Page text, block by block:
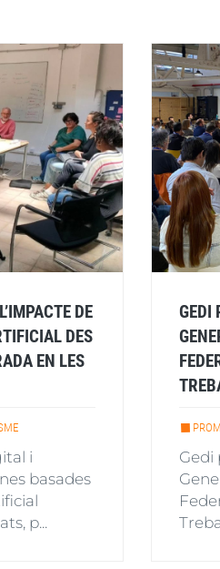
DE
DES
EN LES
i
basades
p...
GEDI
Gedi